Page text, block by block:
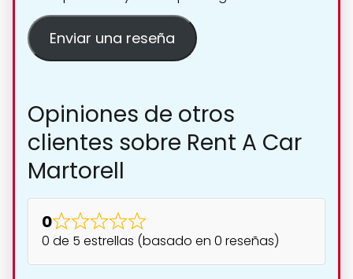
Enviar una reseña
Opiniones de otros
clientes sobre Rent A Car
Martorell
0
0 de 5 estrellas (basado en 0 reseñas)